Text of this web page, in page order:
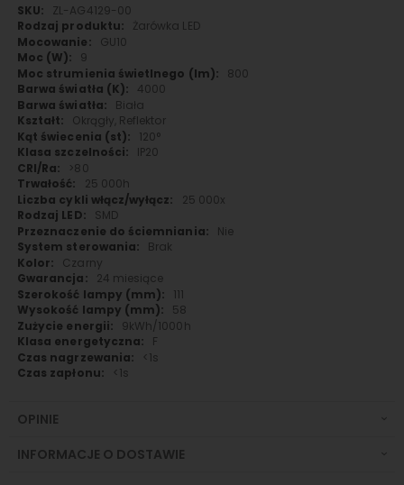
Więcej
informacji
ZL-AG4129-00
Żarówka LED
GU10
9
800
4000
Biała
Okrągły, Reflektor
120°
IP20
>80
25 000h
25 000x
SMD
Nie
Brak
Czarny
24 miesiące
111
58
9kWh/1000h
F
<1s
<1s
OPINIE
INFORMACJE O DOSTAWIE